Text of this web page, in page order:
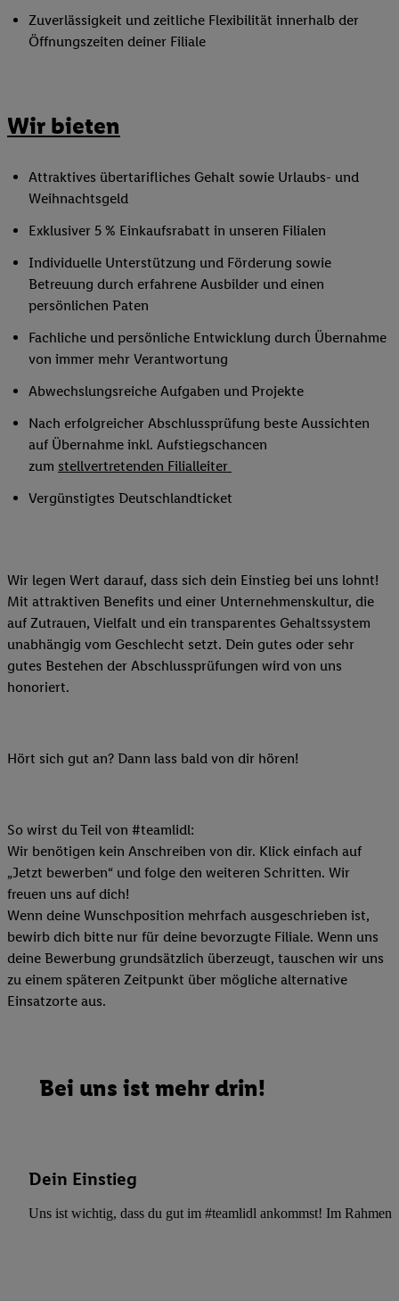
Zuverlässigkeit und zeitliche Flexibilität innerhalb der
Öffnungszeiten deiner Filiale
Wir bieten
Attraktives übertarifliches Gehalt sowie Urlaubs- und
Weihnachtsgeld
Exklusiver 5 % Einkaufsrabatt in unseren Filialen
Individuelle Unterstützung und Förderung sowie
Betreuung durch erfahrene Ausbilder und einen
persönlichen Paten
Fachliche und persönliche Entwicklung durch Übernahme
von immer mehr Verantwortung
Abwechslungsreiche Aufgaben und Projekte
Nach erfolgreicher Abschlussprüfung beste Aussichten
auf Übernahme inkl. Aufstiegschancen
zum stellvertretenden Filialleiter
Vergünstigtes Deutschlandticket
Wir legen Wert darauf, dass sich dein Einstieg bei uns lohnt!
Mit attraktiven Benefits und einer Unternehmenskultur, die
auf Zutrauen, Vielfalt und ein transparentes Gehaltssystem
unabhängig vom Geschlecht setzt. Dein gutes oder sehr
gutes Bestehen der Abschlussprüfungen wird von uns
honoriert.
Hört sich gut an? Dann lass bald von dir hören!
So wirst du Teil von #teamlidl:
Wir benötigen kein Anschreiben von dir. Klick einfach auf
„Jetzt bewerben“ und folge den weiteren Schritten. Wir
freuen uns auf dich!
Wenn deine Wunschposition mehrfach ausgeschrieben ist,
bewirb dich bitte nur für deine bevorzugte Filiale. Wenn uns
deine Bewerbung grundsätzlich überzeugt, tauschen wir uns
zu einem späteren Zeitpunkt über mögliche alternative
Einsatzorte aus.
Bei uns ist mehr drin!
Dein Einstieg
Uns ist wichtig, dass du gut im #teamlidl ankommst! Im Rahmen